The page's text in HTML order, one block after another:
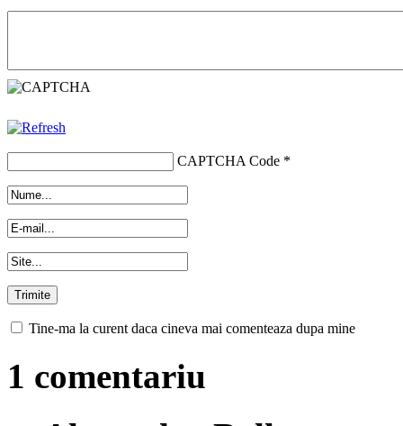
CAPTCHA Code *
Tine-ma la curent daca cineva mai comenteaza dupa mine
1 comentariu